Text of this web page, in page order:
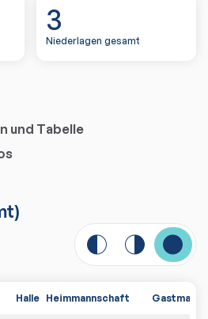
3
Niederlagen gesamt
und Tabelle
)
Halle Heimmannschaft